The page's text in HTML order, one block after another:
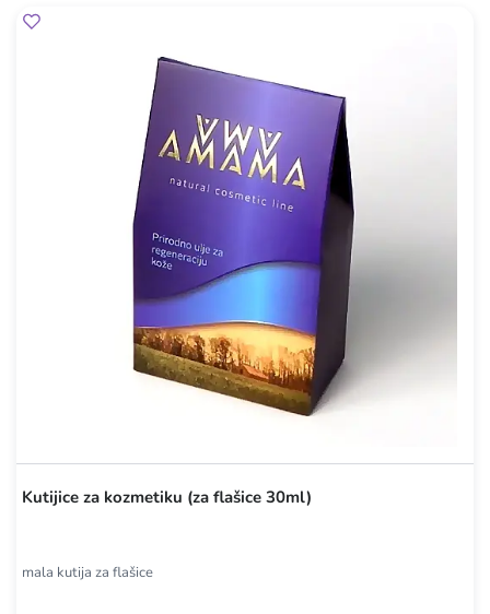
Kutijice za kozmetiku (za flašice 30ml)
mala kutija za flašice